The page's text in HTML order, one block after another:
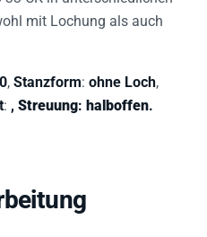
mit Lochung als auch
, Stanzform: ohne Loch,
: , Streuung: halboffen.